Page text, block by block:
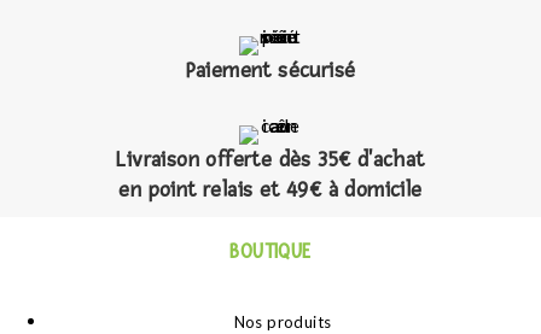
Paiement sécurisé
Livraison offerte dès 35€ d'achat
en point relais et 49€ à domicile
BOUTIQUE
Nos produits